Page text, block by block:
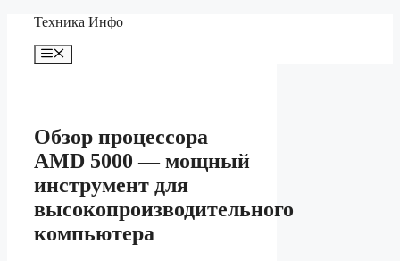
Перейти
содержимому
Техника Инфо
Меню
Обзор процессора
AMD 5000 — мощный
инструмент для
высокопроизводительного
компьютера